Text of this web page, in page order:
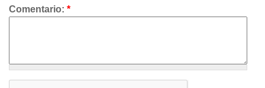
Comentario: *